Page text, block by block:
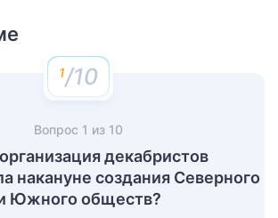
/10
Вопрос 1 из 10
декабристов
накануне создания Северного
Южного обществ?